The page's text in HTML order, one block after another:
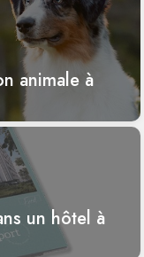
animale à
un hôtel à